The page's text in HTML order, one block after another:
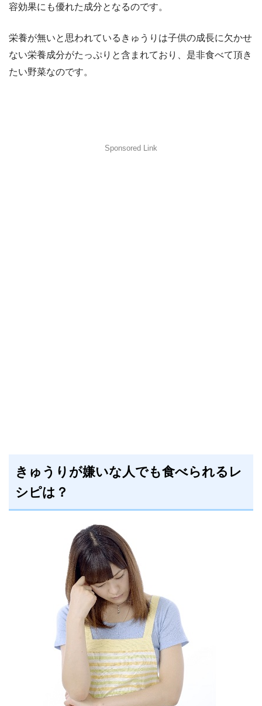
容効果にも優れた成分となるのです。
栄養が無いと思われているきゅうりは子供の成長に欠かせ
ない栄養成分がたっぷりと含まれており、是非食べて頂き
たい野菜なのです。
Sponsored Link
きゅうりが嫌いな人でも食べられるレ
シピは？